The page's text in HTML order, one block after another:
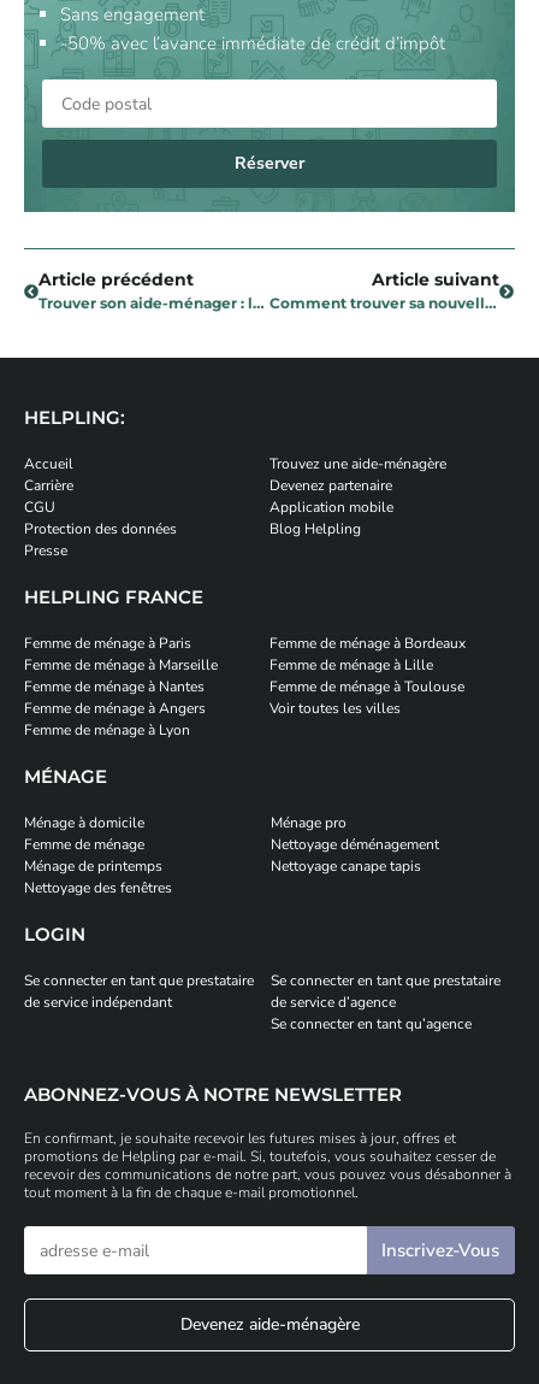
Sans engagement
-50% avec l’avance immédiate de crédit d’impôt
Réserver
Article précédent
Trouver son aide-ménager : les 4 moyens les plus utilisés par les Français
Article suivant
Comment trouver sa nouvelle aide-ménagère ?
HELPLING:
Accueil
Carrière
CGU
Protection des données
Presse
Trouvez une aide-ménagère
Devenez partenaire
Application mobile
Blog Helpling
HELPLING FRANCE
Femme de ménage à Paris
Femme de ménage à Marseille
Femme de ménage à Nantes
Femme de ménage à Angers
Femme de ménage à Lyon
Femme de ménage à Bordeaux
Femme de ménage à Lille
Femme de ménage à Toulouse
Voir toutes les villes
MÉNAGE
Ménage à domicile
Femme de ménage
Ménage de printemps
Nettoyage des fenêtres
Ménage pro
Nettoyage déménagement
Nettoyage canape tapis
LOGIN
Se connecter en tant que prestataire
de service indépendant
Se connecter en tant que prestataire
de service d’agence
Se connecter en tant qu’agence
ABONNEZ-VOUS À NOTRE NEWSLETTER
En confirmant, je souhaite recevoir les futures mises à jour, offres et
promotions de Helpling par e-mail. Si, toutefois, vous souhaitez cesser de
recevoir des communications de notre part, vous pouvez vous désabonner à
tout moment à la fin de chaque e-mail promotionnel.
Devenez aide-ménagère